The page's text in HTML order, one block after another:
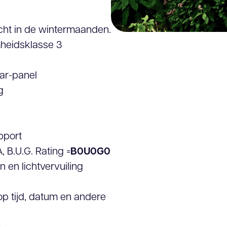
in de wintermaanden.
3
panel
B.U.G. Rating =B0U0G0
en lichtvervuiling
tijd, datum en andere